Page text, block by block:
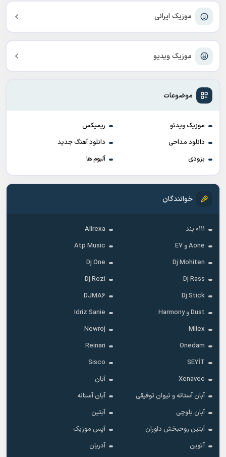
موزیک ایرانی
موزیک ویدیو
موضوعات
موزیک ویدئو
ریمیکس
دانلود مداحی
دانلود آهنگ جدید
بزودی
آلبوم ها
خوانندگان
۰۱۱۱ بند
Alirexa
Aone و E7
Atp Music
Dj Mohiten
Dj One
Dj Rass
Dj Rezi
Dj Stick
DJMA6
Dust و Harmony
Idriz Sanie
Milex
Newroj
Onedam
Reinari
SEYİT
Sisco
Xenavee
آبان
آبان آستاته و تیوان توفیقی
آبان آستانه
آبان بلوچی
آبتین
آبتین روحبخش داوران
آپس موزیک
آتوین
آدریان